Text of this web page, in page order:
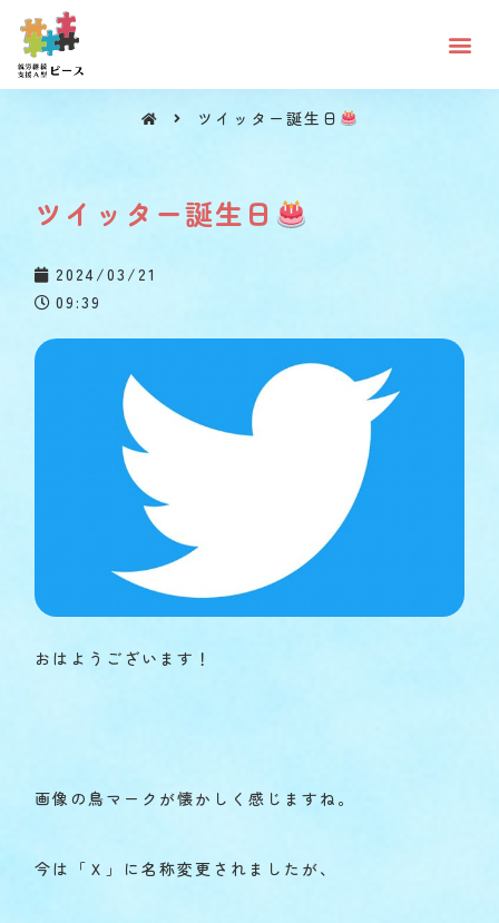
ツイッター誕生日
ツイッター誕生日
2024/03/21
09:39
おはようございます！
画像の鳥マークが懐かしく感じますね。
今は「Ｘ」に名称変更されましたが、